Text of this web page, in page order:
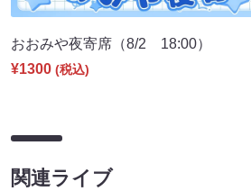
おおみや夜寄席（8/2 18:00）
¥1300 (税込)
関連ライブ